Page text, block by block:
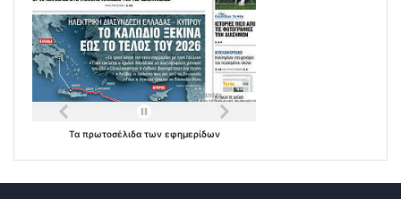
Τα πρωτοσέλιδα των εφημερίδων